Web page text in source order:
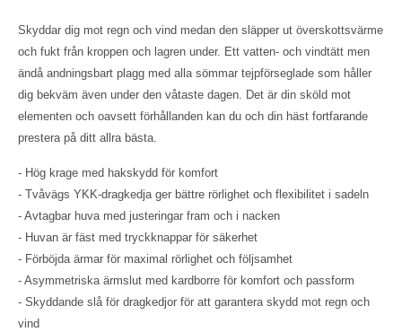
Skyddar dig mot regn och vind medan den släpper ut överskottsvärme
och fukt från kroppen och lagren under. Ett vatten- och vindtätt men
ändå andningsbart plagg med alla sömmar tejpförseglade som håller
dig bekväm även under den våtaste dagen. Det är din sköld mot
elementen och oavsett förhållanden kan du och din häst fortfarande
prestera på ditt allra bästa.
- Hög krage med hakskydd för komfort
- Tvåvägs YKK-dragkedja ger bättre rörlighet och flexibilitet i sadeln
- Avtagbar huva med justeringar fram och i nacken
- Huvan är fäst med tryckknappar för säkerhet
- Förböjda ärmar för maximal rörlighet och följsamhet
- Asymmetriska ärmslut med kardborre för komfort och passform
- Skyddande slå för dragkedjor för att garantera skydd mot regn och
vind